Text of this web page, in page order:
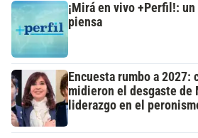
¡Mirá en vivo +Perfil!:
piensa
Encuesta rumbo a
midieron el desgaste
liderazgo en el